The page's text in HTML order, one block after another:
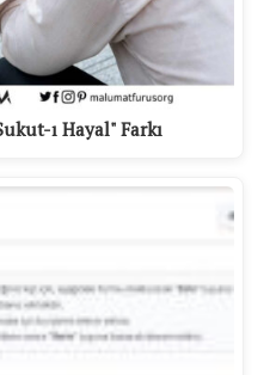
ı Hayal" Farkı